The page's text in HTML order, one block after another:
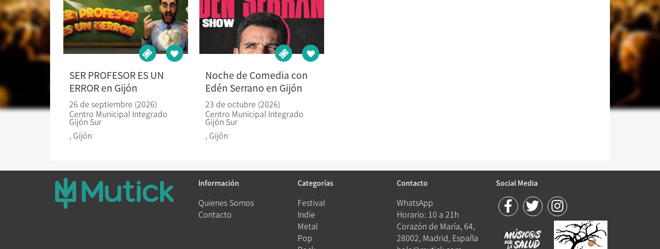
SER PROFESOR ES UN
ERROR en Gijón
26 de septiembre (2026)
Centro Municipal Integrado
Gijón Sur
, Gijón
Noche de Comedia con
Edén Serrano en Gijón
23 de octubre (2026)
Centro Municipal Integrado
Gijón Sur
, Gijón
Información
Quienes Somos
Contacto
Categorías
Festival
Indie
Metal
Pop
Contacto
WhatsApp
Horario: 10 a 21h
Corazón de María, 64,
28002, Madrid, España
Social Media